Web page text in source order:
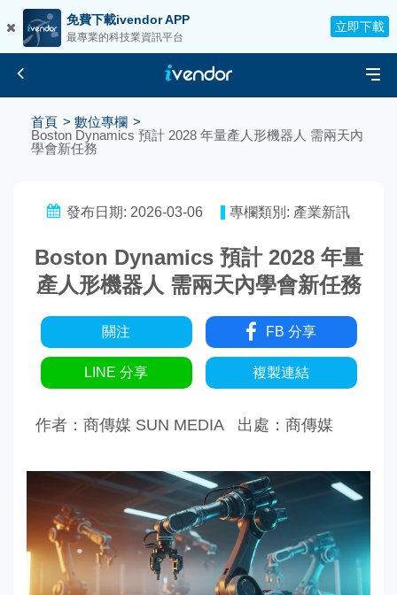
免費下載ivendor APP
最專業的科技業資訊平台
立即下載
首頁
數位專欄
Boston Dynamics 預計 2028 年量產人形機器人 需兩天內
學會新任務
發布日期: 2026-03-06 專欄類別: 產業新訊
Boston Dynamics 預計 2028 年量
產人形機器人 需兩天內學會新任務
關注 FB 分享
LINE 分享 複製連結
作者：商傳媒 SUN MEDIA 出處：商傳媒